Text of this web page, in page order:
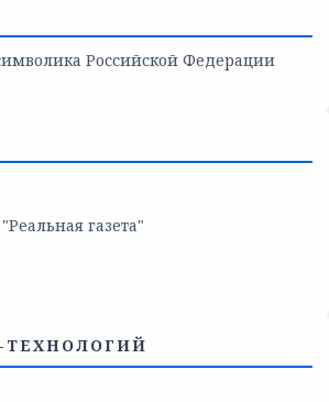
Российской Федерации
газета"